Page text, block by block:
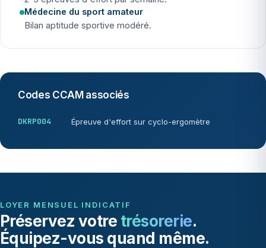
Médecine du sport amateur
Bilan aptitude sportive modéré.
Codes CCAM associés
DKRP004 Épreuve d'effort sur cyclo-ergomètre
LOYER MENSUEL INDICATIF
Préservez votre trésorerie.
Équipez-vous quand même.